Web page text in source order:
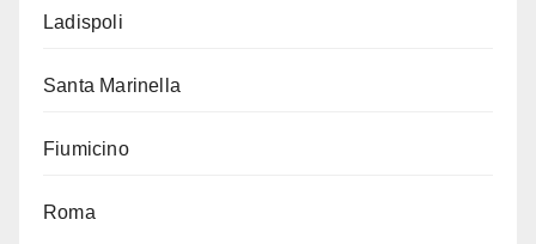
Ladispoli
Santa Marinella
Fiumicino
Roma